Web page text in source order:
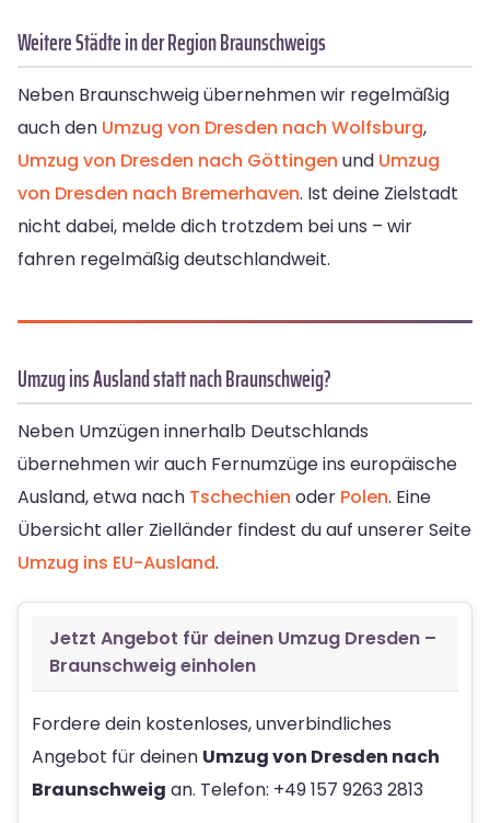
Weitere Städte in der Region Braunschweigs
Neben Braunschweig übernehmen wir regelmäßig
auch den Umzug von Dresden nach Wolfsburg,
Umzug von Dresden nach Göttingen und Umzug
von Dresden nach Bremerhaven. Ist deine Zielstadt
nicht dabei, melde dich trotzdem bei uns – wir
fahren regelmäßig deutschlandweit.
Umzug ins Ausland statt nach Braunschweig?
Neben Umzügen innerhalb Deutschlands
übernehmen wir auch Fernumzüge ins europäische
Ausland, etwa nach Tschechien oder Polen. Eine
Übersicht aller Zielländer findest du auf unserer Seite
Umzug ins EU-Ausland.
Jetzt Angebot für deinen Umzug Dresden –
Braunschweig einholen
Fordere dein kostenloses, unverbindliches
Angebot für deinen Umzug von Dresden nach
Braunschweig an. Telefon: +49 157 9263 2813